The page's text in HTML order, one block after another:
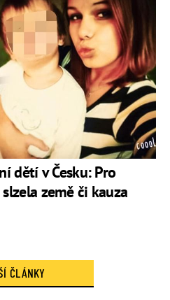
dětí v Česku: Pro
země či kauza
ČLÁNKY